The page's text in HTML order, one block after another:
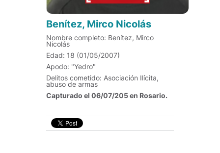
Benítez, Mirco Nicolás
Nombre completo: Benítez, Mirco
Nicolás
Edad: 18 (01/05/2007)
Apodo: "Yedro"
Delitos cometido: Asociación Ilícita,
abuso de armas
Capturado el 06/07/205 en Rosario.